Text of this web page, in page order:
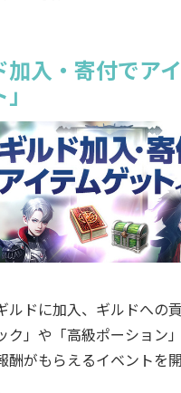
加入・寄付でア
ドに加入、ギルドへの貢
ク」や「高級ポーション
酬がもらえるイベントを開